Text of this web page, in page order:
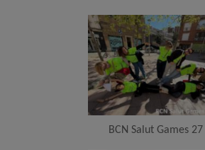
BCN Salut Games 27